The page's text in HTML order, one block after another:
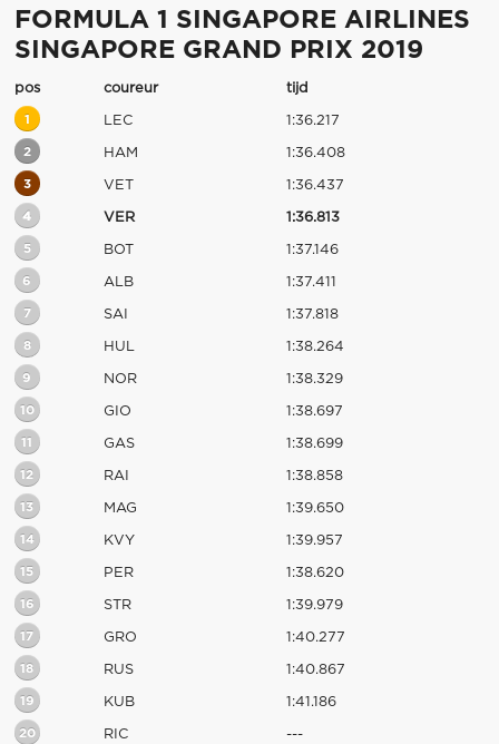
FORMULA 1 SINGAPORE AIRLINES
SINGAPORE GRAND PRIX 2019
pos coureur tijd
1 LEC 1:36.217
2 HAM 1:36.408
3 VET 1:36.437
4 VER 1:36.813
5 BOT 1:37.146
6 ALB 1:37.411
7 SAI 1:37.818
8 HUL 1:38.264
9 NOR 1:38.329
10 GIO 1:38.697
11 GAS 1:38.699
12 RAI 1:38.858
13 MAG 1:39.650
14 KVY 1:39.957
15 PER 1:38.620
16 STR 1:39.979
17 GRO 1:40.277
18 RUS 1:40.867
19 KUB 1:41.186
20 RIC ---